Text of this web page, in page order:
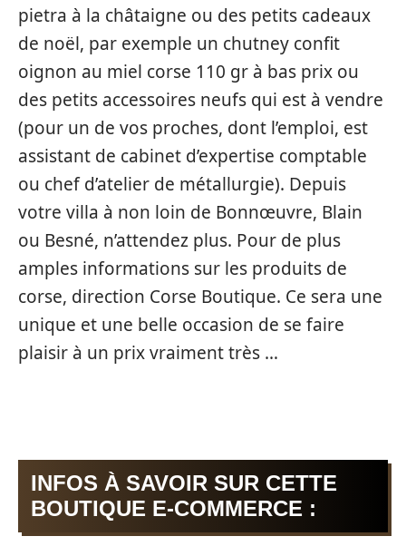
pietra à la châtaigne ou des petits cadeaux
de noël, par exemple un chutney confit
oignon au miel corse 110 gr à bas prix ou
des petits accessoires neufs qui est à vendre
(pour un de vos proches, dont l’emploi, est
assistant de cabinet d’expertise comptable
ou chef d’atelier de métallurgie). Depuis
votre villa à non loin de Bonnœuvre, Blain
ou Besné, n’attendez plus. Pour de plus
amples informations sur les produits de
corse, direction Corse Boutique. Ce sera une
unique et une belle occasion de se faire
plaisir à un prix vraiment très …
INFOS À SAVOIR SUR CETTE
BOUTIQUE E-COMMERCE :